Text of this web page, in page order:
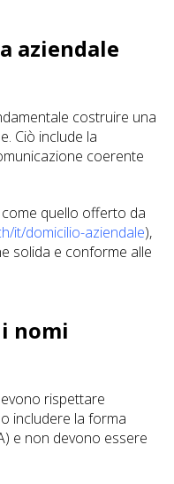
aziendale
costruire una
Ciò include la
coerente
quello offerto da
it/domicilio-aziendale),
solida e conforme alle
nomi
rispettare
includere la forma
e non devono essere